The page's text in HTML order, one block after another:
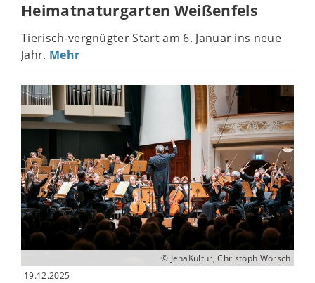
Heimatnaturgarten Weißenfels
Tierisch-vergnügter Start am 6. Januar ins neue
Jahr. Mehr
© JenaKultur, Christoph Worsch
19.12.2025